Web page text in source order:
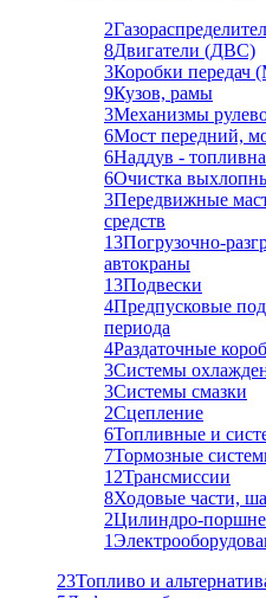
2
8Двигатели (ДВС)
3Коробки
9Кузов, рамы
3Механизмы
6Мост передний,
6Наддув -
6Очистка
3Передвижные
средств
13Погрузочно-
автокраны
13Подвески
4Предпусковые
периода
4Раздаточные
3Системы
3Системы смазки
2Сцепление
6Топливные и
7Тормозные
12Трансмиссии
8Ходовые части,
2Цилиндро-
1
23Топливо и